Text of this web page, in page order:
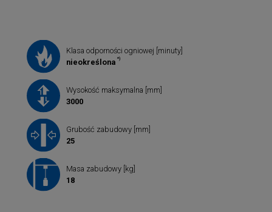
Klasa odporności ogniowej [minuty]
nieokreślona *)
Wysokość maksymalna [mm]
3000
Grubość zabudowy [mm]
25
Masa zabudowy [kg]
18